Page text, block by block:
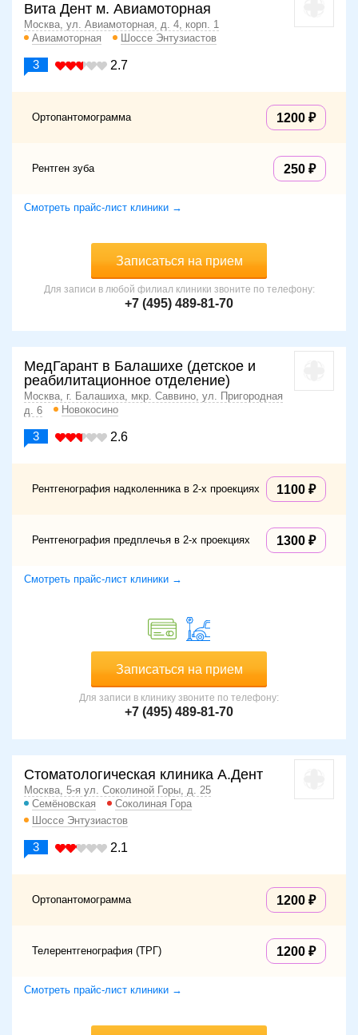
Вита Дент м. Авиамоторная
Москва, ул. Авиамоторная, д. 4, корп. 1
Авиамоторная
Шоссе Энтузиастов
3 2.7
Ортопантомограмма 1200
Рентген зуба 250
Смотреть прайс-лист клиники →
Записаться на прием
Для записи в любой филиал клиники звоните по телефону:
+7 (495) 489-81-70
МедГарант в Балашихе (детское и
реабилитационное отделение)
Москва, г. Балашиха, мкр. Саввино, ул. Пригородная
д. 6
Новокосино
3 2.6
Рентгенография надколенника в 2-х проекциях 1100
Рентгенография предплечья в 2-х проекциях 1300
Смотреть прайс-лист клиники →
Записаться на прием
Для записи в клинику звоните по телефону:
+7 (495) 489-81-70
Стоматологическая клиника А.Дент
Москва, 5-я ул. Соколиной Горы, д. 25
Семёновская
Соколиная Гора
Шоссе Энтузиастов
3 2.1
Ортопантомограмма 1200
Телерентгенография (ТРГ) 1200
Смотреть прайс-лист клиники →